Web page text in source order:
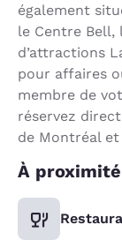
également
le Centre Bell,
d’attractions
pour affaires
membre de
réservez
de Montréal
À proximité